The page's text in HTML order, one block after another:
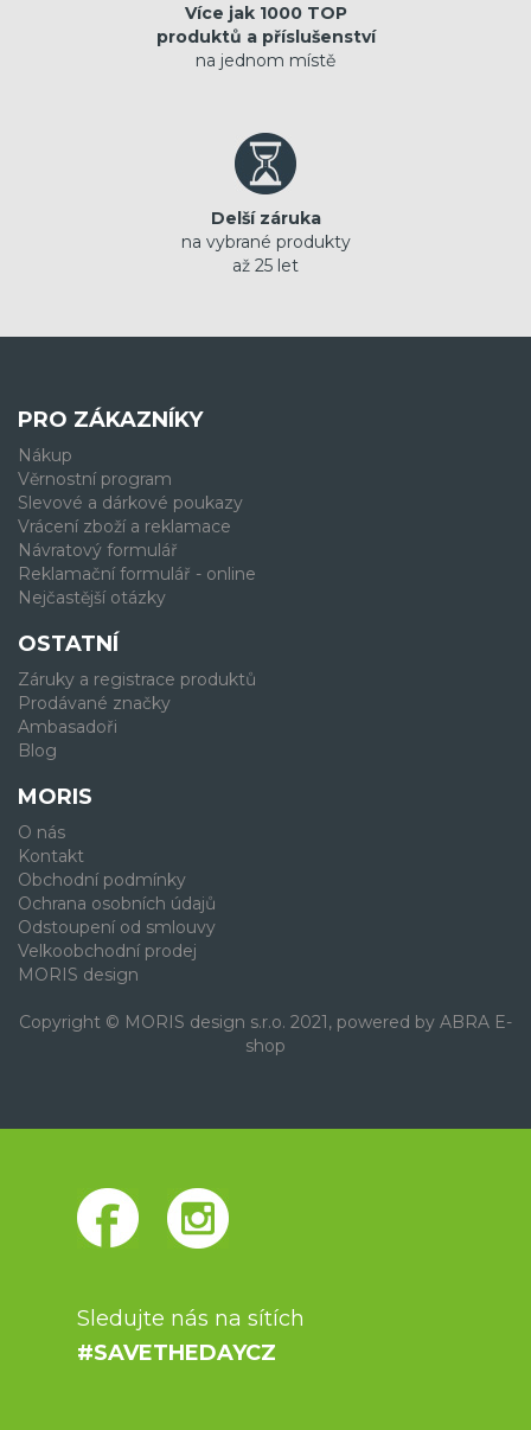
Více jak 1000 TOP
produktů a příslušenství
na jednom místě
Delší záruka
na vybrané produkty
až 25 let
PRO ZÁKAZNÍKY
Nákup
Věrnostní program
Slevové a dárkové poukazy
Vrácení zboží a reklamace
Návratový formulář
Reklamační formulář - online
Nejčastější otázky
OSTATNÍ
Záruky a registrace produktů
Prodávané značky
Ambasadoři
Blog
MORIS
O nás
Kontakt
Obchodní podmínky
Ochrana osobních údajů
Odstoupení od smlouvy
Velkoobchodní prodej
MORIS design
Copyright © MORIS design s.r.o. 2021, powered by ABRA E-
shop
Sledujte nás na sítích
#SAVETHEDAYCZ